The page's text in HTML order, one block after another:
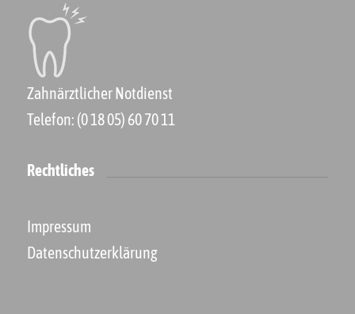
Zahnärztlicher Notdienst
Telefon: (0 18 05) 60 70 11
Rechtliches
Impressum
Datenschutzerklärung